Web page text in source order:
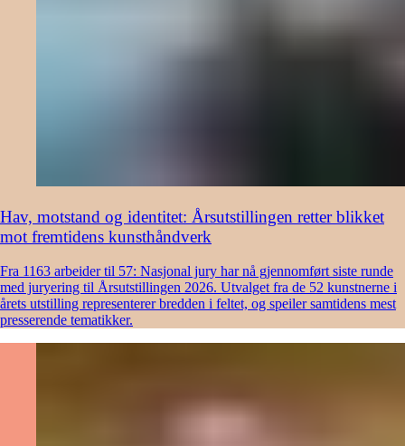
Hav, motstand og identitet: Årsutstillingen retter blikket
mot fremtidens kunsthåndverk
Fra 1163 arbeider til 57: Nasjonal jury har nå gjennomført siste runde
med juryering til Årsutstillingen 2026. Utvalget fra de 52 kunstnerne i
årets utstilling representerer bredden i feltet, og speiler samtidens mest
presserende tematikker.